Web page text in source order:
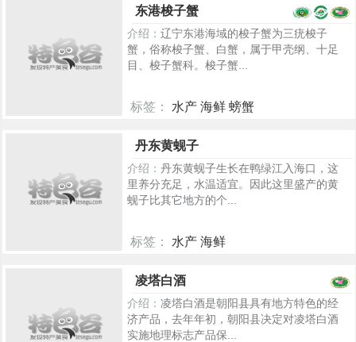
东港梭子蟹
介绍： 辽宁东港海域的梭子蟹为三疣梭子
蟹，俗称梭子蟹、白蟹，属于甲壳纲、十足
目、梭子蟹科。梭子蟹...
标签： 水产 海鲜 螃蟹
丹东黄蚬子
介绍： 丹东黄蚬子生长在鸭绿江入海口，这
里养分充足，水温适宜。因此这里盛产的黄
蚬子比其它地方的个...
标签： 水产 海鲜
凌塔白酒
介绍： 凌塔白酒是朝阳县具有地方特色的经
济产品，去年年初，朝阳县决定对凌塔白酒
实施地理标志产品保...